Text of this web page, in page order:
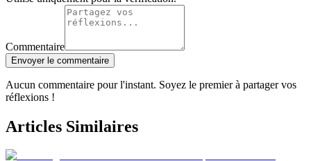
Commentaire
Envoyer le commentaire
Aucun commentaire pour l'instant. Soyez le premier à partager vos
réflexions !
Articles Similaires